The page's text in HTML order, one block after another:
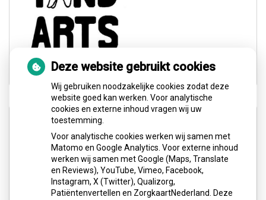
Adresgegevens
Barentszplein 6 E (3e etage)
1013 NJ Amsterdam
Tel: 020-4867348
E-mail ons
Deze website gebruikt cookies
Wij gebruiken noodzakelijke cookies zodat deze
website goed kan werken. Voor analytische
cookies en externe inhoud vragen wij uw
toestemming.
Voor analytische cookies werken wij samen met
Matomo en Google Analytics. Voor externe inhoud
werken wij samen met Google (Maps, Translate
en Reviews), YouTube, Vimeo, Facebook,
Instagram, X (Twitter), Qualizorg,
Patiëntenvertellen en ZorgkaartNederland. Deze